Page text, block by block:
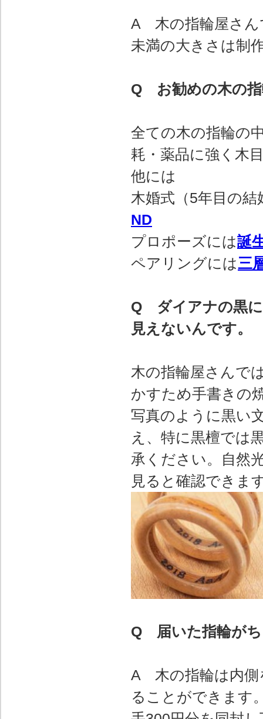
A 木の指輪屋さん
未満の大きさは制
Q お勧めの木の指
全ての木の指輪の
耗・薬品に強く木
他には
木婚式（5年目の
ND
プロポーズには誕
ペアリングには三
Q ダイアナの黒に
見えないんです。
木の指輪屋さんで
かすため手書きの
写真のように黒い
え、特に黒檀では
承ください。自然
見ると確認できま
Q 届いた指輪が
A 木の指輪は内側
ることができます